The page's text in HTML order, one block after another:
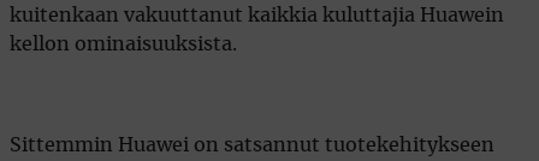
kuitenkaan vakuuttanut kaikkia kuluttajia Huawein
kellon ominaisuuksista.
Sittemmin Huawei on satsannut tuotekehitykseen